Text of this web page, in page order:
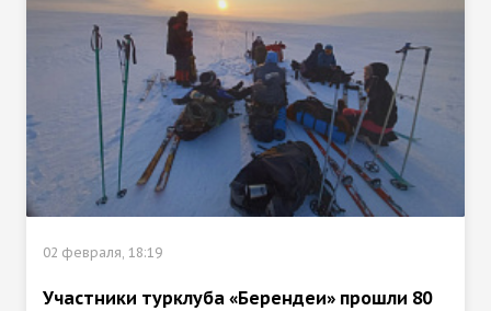
02 февраля, 18:19
Участники турклуба «Берендеи» прошли 80